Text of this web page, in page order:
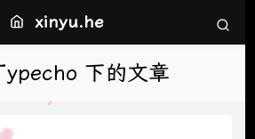
xinyu.he
下的文章